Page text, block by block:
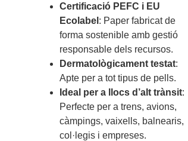
Certificació PEFC i EU
Ecolabel : Paper fabricat de
forma sostenible amb gestió
responsable dels recursos.
Dermatològicament testat:
Apte per a tot tipus de pells.
Ideal per a llocs d’alt trànsit:
Perfecte per a trens, avions,
càmpings, vaixells, balnearis,
col·legis i empreses.